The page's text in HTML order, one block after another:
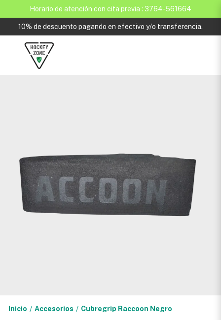
Horario de atención con cita previa : 3764-561664
10% de descuento pagando en efectivo y/o transferencia.
Inicio / Accesorios / Cubregrip Raccoon Negro